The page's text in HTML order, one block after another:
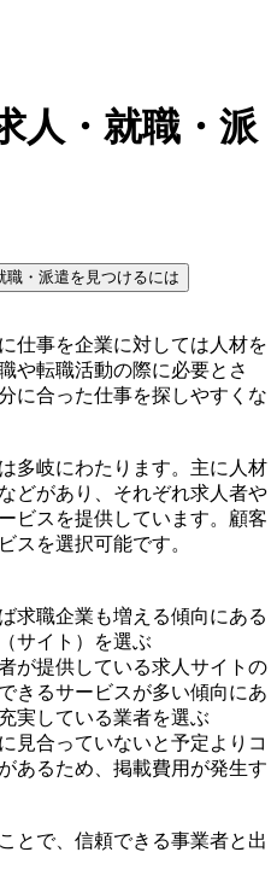
人・就職・派
職・派遣を見つけるには
仕事を企業に対しては人材を
や転職活動の際に必要とさ
に合った仕事を探しやすくな
多岐にわたります。主に人材
どがあり、それぞれ求人者や
ビスを提供しています。顧客
スを選択可能です。
求職企業も増える傾向にある
サイト）を選ぶ
が提供している求人サイトの
きるサービスが多い傾向にあ
実している業者を選ぶ
見合っていないと予定よりコ
あるため、掲載費用が発生す
とで、信頼できる事業者と出